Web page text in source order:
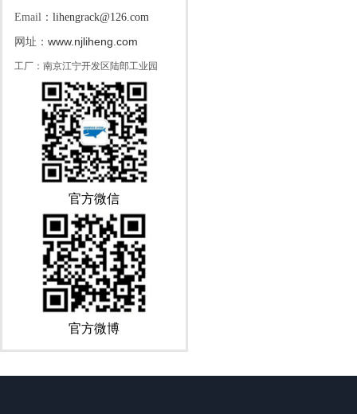
Email： lihengrack@126.com
网址： www.njliheng.com
工厂：南京江宁开发区陆郎工业园
官方微信
官方微博